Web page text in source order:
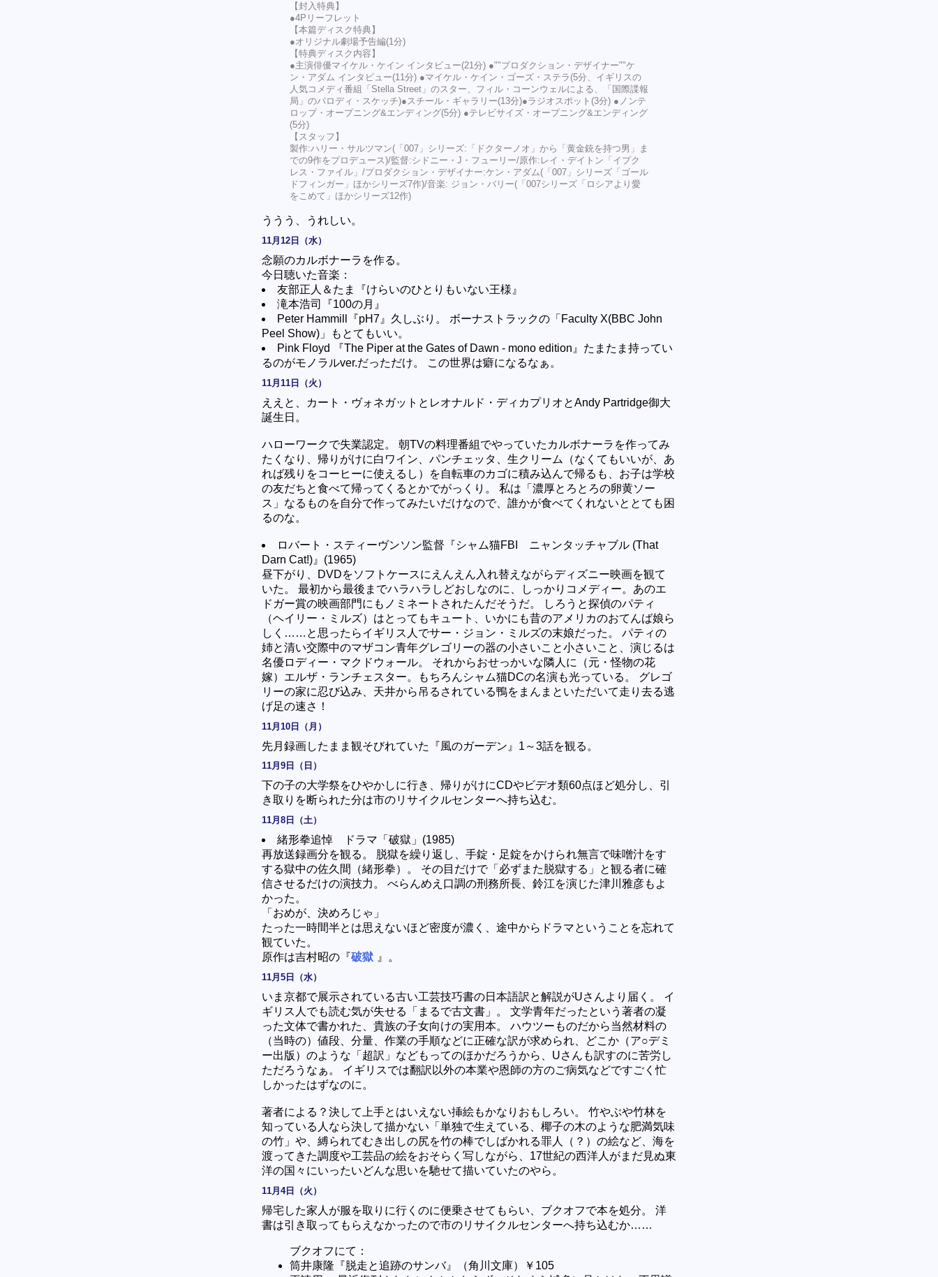
【封入特典】
●4Pリーフレット
【本篇ディスク特典】
●オリジナル劇場予告編(1分)
【特典ディスク内容】
●主演俳優マイケル・ケイン インタビュー(21分) ●""プロダクション・デザイナー""ケ
ン・アダム インタビュー(11分) ●マイケル・ケイン・ゴーズ・ステラ(5分、イギリスの
人気コメディ番組「Stella Street」のスター、フィル・コーンウェルによる、「国際諜報
局」のパロディ・スケッチ)●スチール・ギャラリー(13分)●ラジオスポット(3分) ●ノンテ
ロップ・オープニング&エンディング(5分) ●テレビサイズ・オープニング&エンディング
(5分)
【スタッフ】
製作:ハリー・サルツマン(「007」シリーズ:「ドクターノオ」から「黄金銃を持つ男」ま
での9作をプロデュース)/監督:シドニー・J・フューリー/原作:レイ・デイトン「イプク
レス・ファイル」/プロダクション・デザイナー:ケン・アダム(「007」シリーズ「ゴール
ドフィンガー」ほかシリーズ7作)/音楽: ジョン・バリー(「007シリーズ「ロシアより愛
をこめて」ほかシリーズ12作)
ううう、うれしい。
11月12日（水）
念願のカルボナーラを作る。
今日聴いた音楽：
友部正人＆たま『けらいのひとりもいない王様』
滝本浩司『100の月』
Peter Hammill『pH7』久しぶり。 ボーナストラックの「Faculty X(BBC John
Peel Show)」もとてもいい。
Pink Floyd 『The Piper at the Gates of Dawn - mono edition』たまたま持ってい
るのがモノラルver.だっただけ。 この世界は癖になるなぁ。
11月11日（火）
ええと、カート・ヴォネガットとレオナルド・ディカプリオとAndy Partridge御大
誕生日。
ハローワークで失業認定。 朝TVの料理番組でやっていたカルボナーラを作ってみ
たくなり、帰りがけに白ワイン、パンチェッタ、生クリーム（なくてもいいが、あ
れば残りをコーヒーに使えるし）を自転車のカゴに積み込んで帰るも、お子は学校
の友だちと食べて帰ってくるとかでがっくり。 私は「濃厚とろとろの卵黄ソー
ス」なるものを自分で作ってみたいだけなので、誰かが食べてくれないととても困
るのな。
ロバート・スティーヴンソン監督『シャム猫FBI ニャンタッチャブル (That
Darn Cat!)』(1965)
昼下がり、DVDをソフトケースにえんえん入れ替えながらディズニー映画を観て
いた。 最初から最後までハラハラしどおしなのに、しっかりコメディー。あのエ
ドガー賞の映画部門にもノミネートされたんだそうだ。 しろうと探偵のパティ
（ヘイリー・ミルズ）はとってもキュート、いかにも昔のアメリカのおてんば娘ら
しく……と思ったらイギリス人でサー・ジョン・ミルズの末娘だった。 パティの
姉と清い交際中のマザコン青年グレゴリーの器の小さいこと小さいこと、演じるは
名優ロディー・マクドウォール。 それからおせっかいな隣人に（元・怪物の花
嫁）エルザ・ランチェスター。もちろんシャム猫DCの名演も光っている。 グレゴ
リーの家に忍び込み、天井から吊るされている鴨をまんまといただいて走り去る逃
げ足の速さ！
11月10日（月）
先月録画したまま観そびれていた『風のガーデン』1～3話を観る。
11月9日（日）
下の子の大学祭をひやかしに行き、帰りがけにCDやビデオ類60点ほど処分し、引
き取りを断られた分は市のリサイクルセンターへ持ち込む。
11月8日（土）
緒形拳追悼 ドラマ「破獄」(1985)
再放送録画分を観る。 脱獄を繰り返し、手錠・足錠をかけられ無言で味噌汁をす
する獄中の佐久間（緒形拳）。 その目だけで「必ずまた脱獄する」と観る者に確
信させるだけの演技力。 べらんめえ口調の刑務所長、鈴江を演じた津川雅彦もよ
かった。
「おめが、決めろじゃ」
たった一時間半とは思えないほど密度が濃く、途中からドラマということを忘れて
観ていた。
原作は吉村昭の『破獄 』。
11月5日（水）
いま京都で展示されている古い工芸技巧書の日本語訳と解説がUさんより届く。 イ
ギリス人でも読む気が失せる「まるで古文書」。 文学青年だったという著者の凝
った文体で書かれた、貴族の子女向けの実用本。 ハウツーものだから当然材料の
（当時の）値段、分量、作業の手順などに正確な訳が求められ、どこか（ア○デミ
ー出版）のような「超訳」などもってのほかだろうから、Uさんも訳すのに苦労し
ただろうなぁ。 イギリスでは翻訳以外の本業や恩師の方のご病気などですごく忙
しかったはずなのに。
著者による？決して上手とはいえない挿絵もかなりおもしろい。 竹やぶや竹林を
知っている人なら決して描かない「単独で生えている、椰子の木のような肥満気味
の竹」や、縛られてむき出しの尻を竹の棒でしばかれる罪人（？）の絵など、海を
渡ってきた調度や工芸品の絵をおそらく写しながら、17世紀の西洋人がまだ見ぬ東
洋の国々にいったいどんな思いを馳せて描いていたのやら。
11月4日（火）
帰宅した家人が服を取りに行くのに便乗させてもらい、ブクオフで本を処分。 洋
書は引き取ってもらえなかったので市のリサイクルセンターへ持ち込むか……
ブクオフにて：
筒井康隆『脱走と追跡のサンバ』（角川文庫）￥105